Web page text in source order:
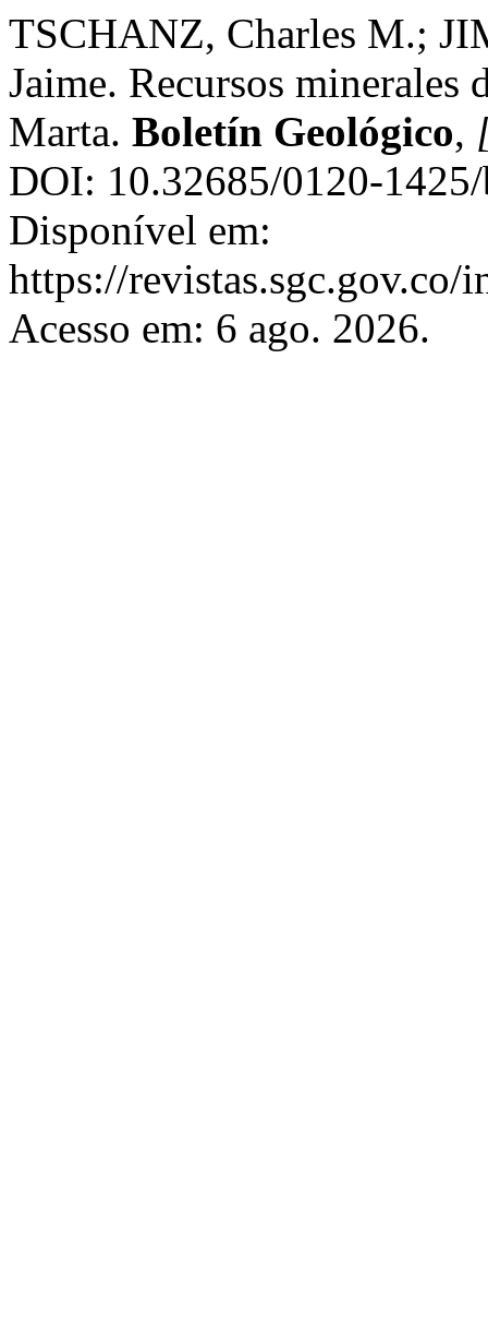
TSCHANZ, Charles M.;
Jaime. Recursos minerales
Marta. Boletín Geológico,
DOI: 10.32685/0120-
Disponível em:
https://
Acesso em: 6 ago. 2026.